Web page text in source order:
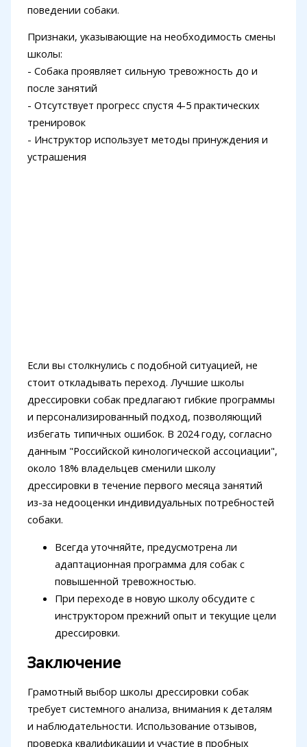
поведении собаки.
Признаки, указывающие на необходимость смены
школы:
- Собака проявляет сильную тревожность до и
после занятий
- Отсутствует прогресс спустя 4-5 практических
тренировок
- Инструктор использует методы принуждения и
устрашения
Если вы столкнулись с подобной ситуацией, не
стоит откладывать переход. Лучшие школы
дрессировки собак предлагают гибкие программы
и персонализированный подход, позволяющий
избегать типичных ошибок. В 2024 году, согласно
данным "Российской кинологической ассоциации",
около 18% владельцев сменили школу
дрессировки в течение первого месяца занятий
из-за недооценки индивидуальных потребностей
собаки.
Всегда уточняйте, предусмотрена ли
адаптационная программа для собак с
повышенной тревожностью.
При переходе в новую школу обсудите с
инструктором прежний опыт и текущие цели
дрессировки.
Заключение
Грамотный выбор школы дрессировки собак
требует системного анализа, внимания к деталям
и наблюдательности. Использование отзывов,
проверка квалификации и участие в пробных